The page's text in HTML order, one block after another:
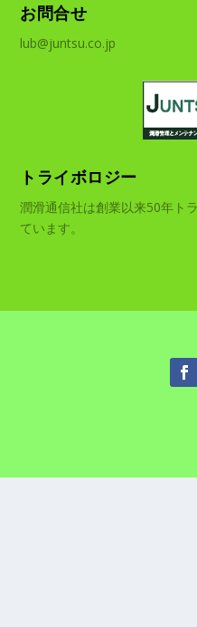
お問合せ
lub@juntsu.co.jp
トライボロジー
潤滑通信社は創業以来50年ト
ています。